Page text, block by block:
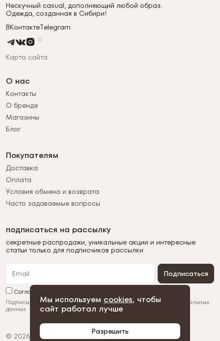
Мы используем cookies, чтобы
сайт работал лучше
Разрешить
Нескучный casual, дополняющий любой образ.
Одежда, созданная в Сибири!
ВКонтактеTelegram
Карта сайта
О нас
Контакты
О бренде
Магазины
Блог
Покупателям
Доставка
Оплата
Условия обмена и возврата
Часто задаваемые вопросы
подписаться на рассылку
секретные распродажи, уникальные акции и интересные
статьи только для подписчиков рассылки
Подписаться
Согласен с обработкой персональных данных
Подписываясь на рассылку, вы соглашаетесь с обработкой персональных
данных
© 2026 Duman Политика конфиденциальности